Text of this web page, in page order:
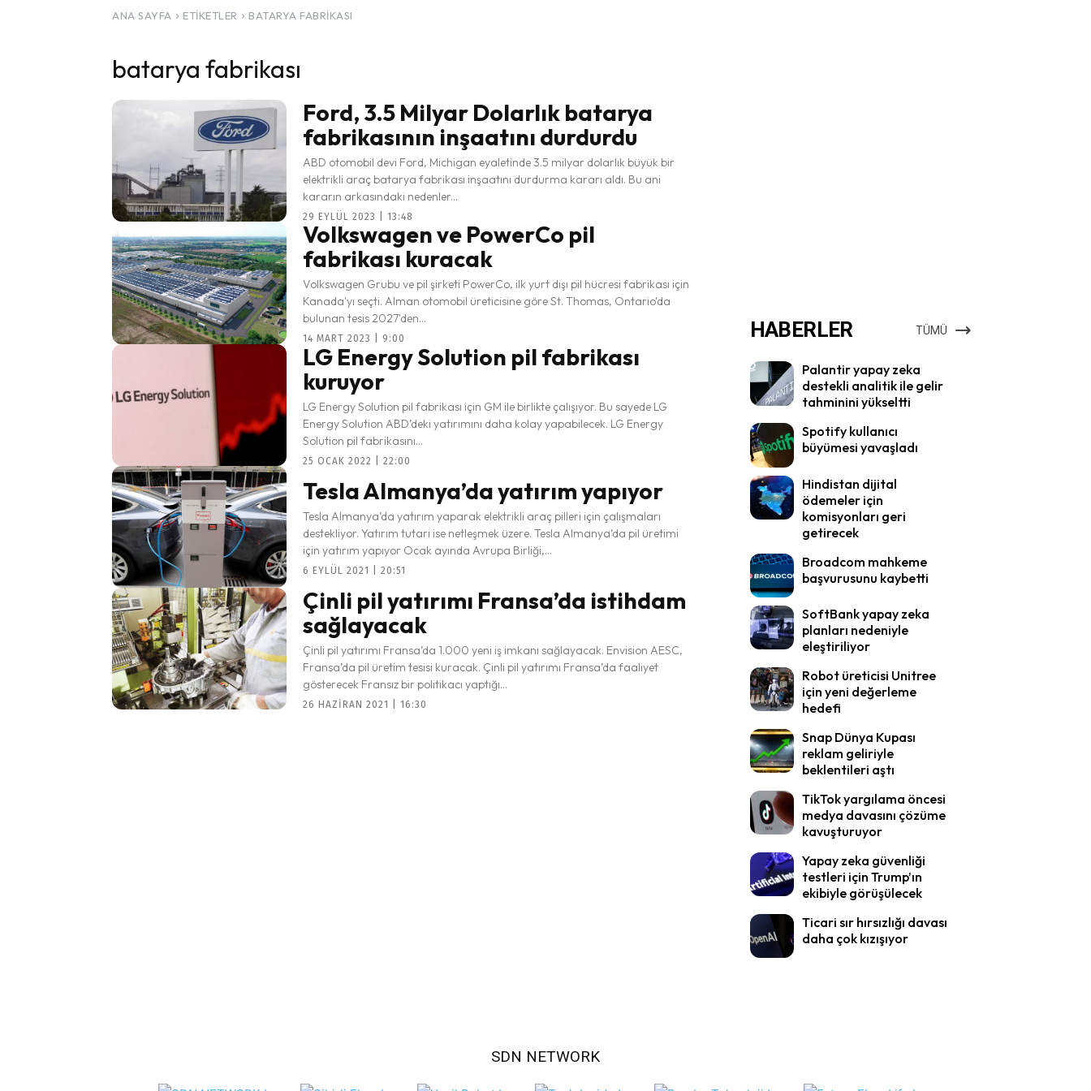
ANA SAYFA ETIKETLER BATARYA FABRIKASI
batarya fabrikası
Ford, 3.5 Milyar Dolarlık batarya
fabrikasının inşaatını durdurdu
ABD otomobil devi Ford, Michigan eyaletinde 3.5 milyar dolarlık büyük bir
elektrikli araç batarya fabrikası inşaatını durdurma kararı aldı. Bu ani
kararın arkasındaki nedenler...
29 EYLÜL 2023 | 13:48
Volkswagen ve PowerCo pil
fabrikası kuracak
Volkswagen Grubu ve pil şirketi PowerCo, ilk yurt dışı pil hücresi fabrikası için
Kanada'yı seçti. Alman otomobil üreticisine göre St. Thomas, Ontario'da
bulunan tesis 2027'den...
14 MART 2023 | 9:00
LG Energy Solution pil fabrikası
kuruyor
LG Energy Solution pil fabrikası için GM ile birlikte çalışıyor. Bu sayede LG
Energy Solution ABD’deki yatırımını daha kolay yapabilecek. LG Energy
Solution pil fabrikasını...
25 OCAK 2022 | 22:00
Tesla Almanya’da yatırım yapıyor
Tesla Almanya’da yatırım yaparak elektrikli araç pilleri için çalışmaları
destekliyor. Yatırım tutarı ise netleşmek üzere. Tesla Almanya’da pil üretimi
için yatırım yapıyor Ocak ayında Avrupa Birliği,...
6 EYLÜL 2021 | 20:51
Çinli pil yatırımı Fransa’da istihdam
sağlayacak
Çinli pil yatırımı Fransa’da 1.000 yeni iş imkanı sağlayacak. Envision AESC,
Fransa’da pil üretim tesisi kuracak. Çinli pil yatırımı Fransa’da faaliyet
gösterecek Fransız bir politikacı yaptığı...
26 HAZIRAN 2021 | 16:30
HABERLER TÜMÜ
Palantir yapay zeka
destekli analitik ile gelir
tahminini yükseltti
Spotify kullanıcı
büyümesi yavaşladı
Hindistan dijital
ödemeler için
komisyonları geri
getirecek
Broadcom mahkeme
başvurusunu kaybetti
SoftBank yapay zeka
planları nedeniyle
eleştiriliyor
Robot üreticisi Unitree
için yeni değerleme
hedefi
Snap Dünya Kupası
reklam geliriyle
beklentileri aştı
TikTok yargılama öncesi
medya davasını çözüme
kavuşturuyor
Yapay zeka güvenliği
testleri için Trump’ın
ekibiyle görüşülecek
Ticari sır hırsızlığı davası
daha çok kızışıyor
SDN NETWORK